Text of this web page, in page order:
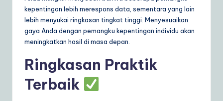
kepentingan lebih merespons data, sementara yang lain
lebih menyukai ringkasan tingkat tinggi. Menyesuaikan
gaya Anda dengan pemangku kepentingan individu akan
meningkatkan hasil di masa depan.
Ringkasan Praktik
Terbaik